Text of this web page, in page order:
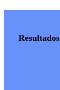
Resultados